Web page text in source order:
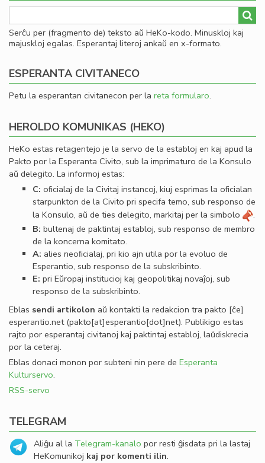
Serĉu per (fragmento de) teksto aŭ HeKo-kodo. Minuskloj kaj
majuskloj egalas. Esperantaj literoj ankaŭ en x-formato.
ESPERANTA CIVITANECO
Petu la esperantan civitanecon per la reta formularo.
HEROLDO KOMUNIKAS (HEKO)
HeKo estas retagentejo je la servo de la establoj en kaj apud la
Pakto por la Esperanta Civito, sub la imprimaturo de la Konsulo
aŭ delegito. La informoj estas:
C: oﬁcialaj de la Civitaj instancoj, kiuj esprimas la oﬁcialan
starpunkton de la Civito pri specifa temo, sub responso de
la Konsulo, aŭ de ties delegito, markitaj per la simbolo
.
B: bultenaj de paktintaj establoj, sub responso de membro
de la koncerna komitato.
A: alies neoﬁcialaj, pri kio ajn utila por la evoluo de
Esperantio, sub responso de la subskribinto.
E: pri Eŭropaj institucioj kaj geopolitikaj novaĵoj, sub
responso de la subskribinto.
Eblas sendi artikolon aŭ kontakti la redakcion tra pakto [ĉe]
esperantio.net(pakto[at]esperantio[dot]net). Publikigo estas
rajto por esperantaj civitanoj kaj paktintaj establoj, laŭdiskrecia
por la ceteraj.
Eblas donaci monon por subteni nin pere de Esperanta
Kulturservo.
RSS-servo
TELEGRAM
Aliĝu al la Telegram-kanalo por resti ĝisdata pri la lastaj
HeKomunikoj kaj por komenti ilin.